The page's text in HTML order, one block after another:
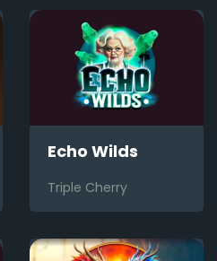
Echo Wilds
Triple Cherry